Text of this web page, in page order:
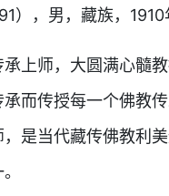
，男，藏族，1910
师，大圆满心髓教
而传授每一个佛教
是当代藏传佛教利